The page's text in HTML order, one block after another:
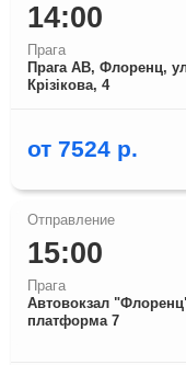
14:00
Прага
Прага АВ, Флоренц,
Крізікова, 4
от 7524 р.
15:00
Прага
Автовокзал
платформа 7